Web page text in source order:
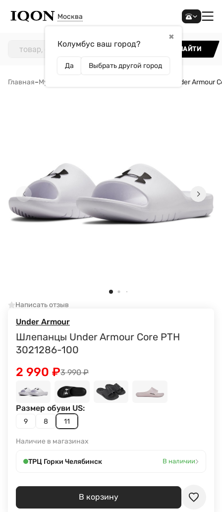
Москва
✖
Колумбус ваш город?
Да Выбрать другой город
НАЙТИ
Главная–Мужчинам Шлепанцы Under Armour
Написать отзыв
Under Armour
Шлепанцы Under Armour Core PTH
3021286-100
3 990₽
2 990 ₽
9 8 11
Размер обуви US:
Наличие в магазинах
ТРЦ Горки Челябинск В наличии›
В корзину